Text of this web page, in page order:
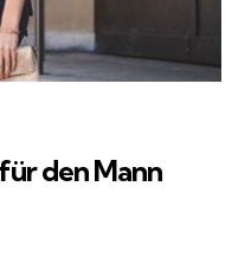
den Mann